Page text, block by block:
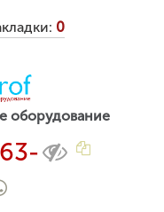
0
оборудование